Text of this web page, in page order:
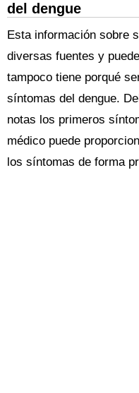
del dengue
Esta información sobre
diversas fuentes y
tampoco tiene porqué
síntomas del dengue.
notas los primeros
médico puede
los síntomas de forma